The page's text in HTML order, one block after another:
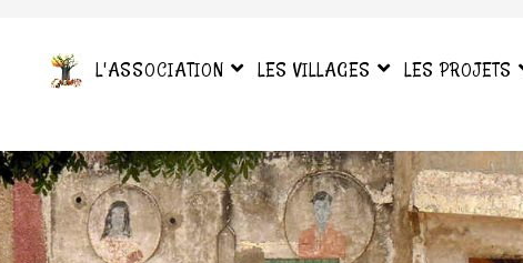
L'ASSOCIATION LES VILLAGES LES PROJETS